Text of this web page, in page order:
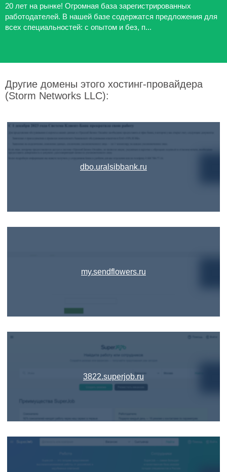
20 лет на рынке! Огромная база зарегистрированных
работодателей. В нашей базе содержатся предложения для
всех специальностей: с опытом и без, п...
Другие домены этого хостинг-провайдера
(Storm Networks LLC):
dbo.uralsibbank.ru
my.sendflowers.ru
3822.superjob.ru